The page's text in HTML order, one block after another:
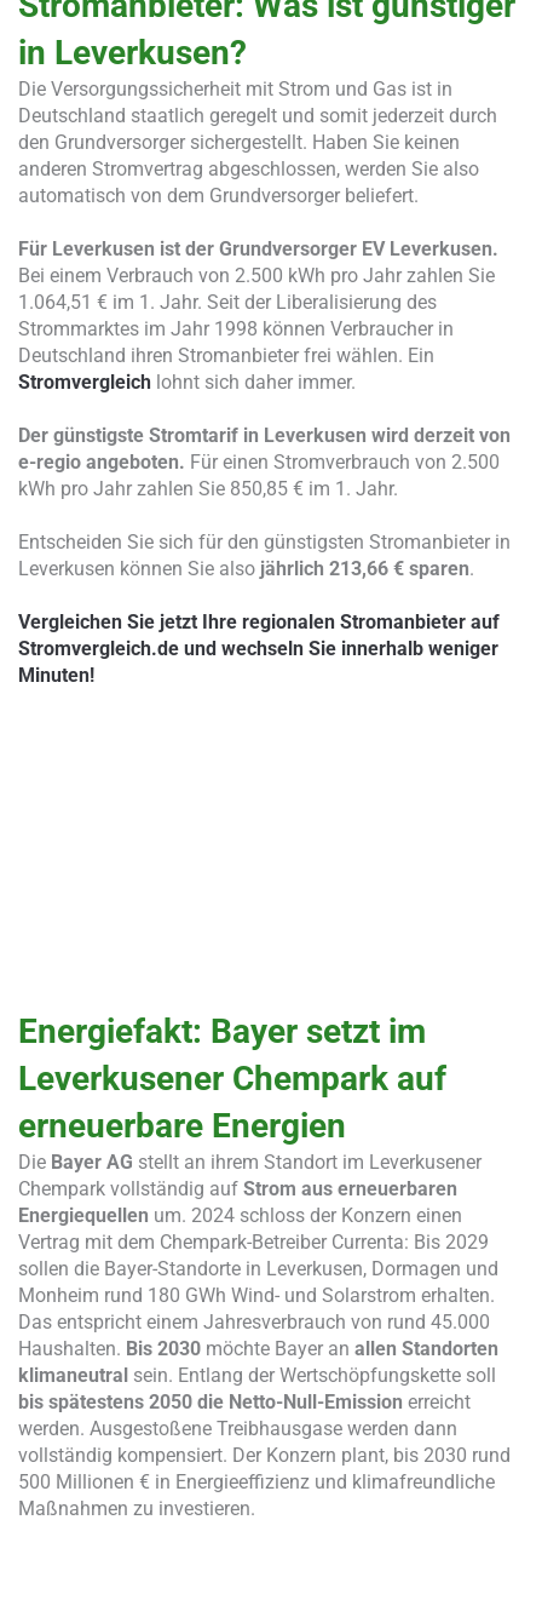
in Leverkusen?
Die Versorgungssicherheit mit Strom und Gas ist in
Deutschland staatlich geregelt und somit jederzeit durch
den Grundversorger sichergestellt. Haben Sie keinen
anderen Stromvertrag abgeschlossen, werden Sie also
automatisch von dem Grundversorger beliefert.
Für Leverkusen ist der Grundversorger EV Leverkusen.
Bei einem Verbrauch von 2.500 kWh pro Jahr zahlen Sie
1.064,51 € im 1. Jahr. Seit der Liberalisierung des
Strommarktes im Jahr 1998 können Verbraucher in
Deutschland ihren Stromanbieter frei wählen. Ein
Stromvergleich lohnt sich daher immer.
Der günstigste Stromtarif in Leverkusen wird derzeit von
e-regio angeboten. Für einen Stromverbrauch von 2.500
kWh pro Jahr zahlen Sie 850,85 € im 1. Jahr.
Entscheiden Sie sich für den günstigsten Stromanbieter in
Leverkusen können Sie also jährlich 213,66 € sparen.
Vergleichen Sie jetzt Ihre regionalen Stromanbieter auf
Stromvergleich.de und wechseln Sie innerhalb weniger
Minuten!
Energiefakt: Bayer setzt im
Leverkusener Chempark auf
erneuerbare Energien
Die Bayer AG stellt an ihrem Standort im Leverkusener
Chempark vollständig auf Strom aus erneuerbaren
Energiequellen um. 2024 schloss der Konzern einen
Vertrag mit dem Chempark-Betreiber Currenta: Bis 2029
sollen die Bayer-Standorte in Leverkusen, Dormagen und
Monheim rund 180 GWh Wind- und Solarstrom erhalten.
Das entspricht einem Jahresverbrauch von rund 45.000
Haushalten. Bis 2030 möchte Bayer an allen Standorten
klimaneutral sein. Entlang der Wertschöpfungskette soll
bis spätestens 2050 die Netto-Null-Emission erreicht
werden. Ausgestoßene Treibhausgase werden dann
vollständig kompensiert. Der Konzern plant, bis 2030 rund
500 Millionen € in Energieeffizienz und klimafreundliche
Maßnahmen zu investieren.